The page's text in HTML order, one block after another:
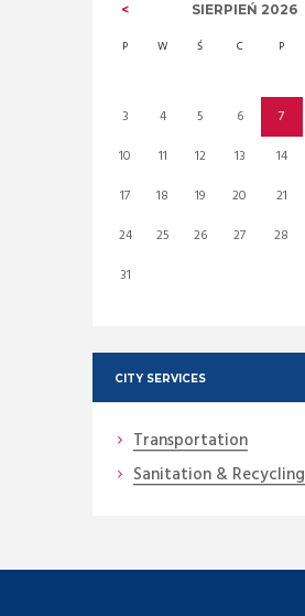
SIERPIEŃ 2026
P W Ś C P
3
4 5 6 7
10
11 12 13 14
17
18 19 20 21
24
25 26 27 28
31
CITY SERVICES
Transportation
Sanitation & Recycling